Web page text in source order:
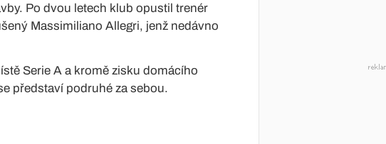
Po dvou letech klub opustil trenér
Massimiliano Allegri, jenž nedávno
Serie A a kromě zisku domácího
představí podruhé za sebou.